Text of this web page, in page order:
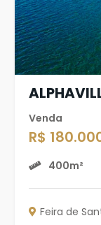
Venda
R$
400m²
Feira de